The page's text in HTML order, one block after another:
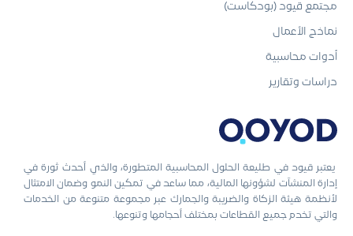
يعتبر قيود في طليعة الحلول المحاسبية المتطورة، والذي أحدث ثورة في
إدارة المنشآت لشؤونها المالية، مما ساعد في تمكين النمو وضمان الامتثال
لأنظمة هيئة الزكاة والضريبة والجمارك عبر مجموعة متنوعة من الخدمات
والتي تخدم جميع القطاعات بمختلف أحجامها وتنوعها.
مجتمع قيود (بودكاست)
نماذج الأعمال
أدوات محاسبية
دراسات وتقارير